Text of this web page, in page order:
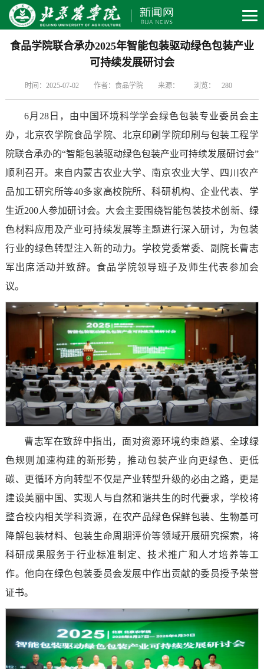
食品学院联合承办2025年智能包装驱动绿色包装产业
可持续发展研讨会
时间：2025-07-02 作者：食品学院 来源： 浏览： 280
6月28日，由中国环境科学学会绿色包装专业委员会主
办，北京农学院食品学院、北京印刷学院印刷与包装工程学
院联合承办的“智能包装驱动绿色包装产业可持续发展研讨会”
顺利召开。来自内蒙古农业大学、南京农业大学、四川农产
品加工研究所等40多家高校院所、科研机构、企业代表、学
生近200人参加研讨会。大会主要围绕智能包装技术创新、绿
色材料应用及产业可持续发展等主题进行深入研讨，为包装
行业的绿色转型注入新的动力。学校党委常委、副院长曹志
军出席活动并致辞。食品学院领导班子及师生代表参加会
议。
曹志军在致辞中指出，面对资源环境约束趋紧、全球绿
色规则加速构建的新形势，推动包装产业向更绿色、更低
碳、更循环方向转型不仅是产业转型升级的必由之路，更是
建设美丽中国、实现人与自然和谐共生的时代要求，学校将
整合校内相关学科资源，在农产品绿色保鲜包装、生物基可
降解包装材料、包装生命周期评价等领域开展研究探索，将
科研成果服务于行业标准制定、技术推广和人才培养等工
作。他向在绿色包装委员会发展中作出贡献的委员授予荣誉
证书。